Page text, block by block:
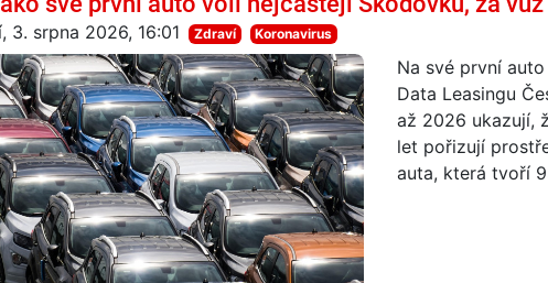
3. srpna 2026, 16:01 Zdraví Koronavirus
Na své první
Data Leasingu
až 2026 ukazují,
let pořizují
auta, která tvoří